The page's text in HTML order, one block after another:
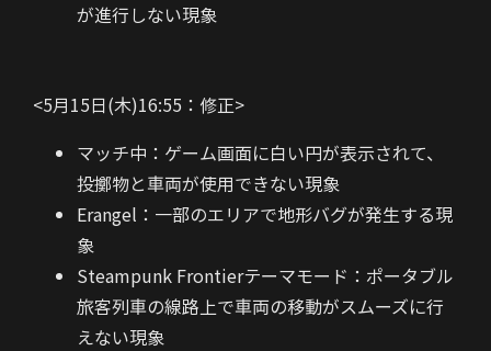
が進行しない現象
<5月15日(木)16:55：修正>
マッチ中：ゲーム画面に白い円が表示されて、
投擲物と車両が使用できない現象
Erangel：一部のエリアで地形バグが発生する現
象
Steampunk Frontierテーマモード：ポータブル
旅客列車の線路上で車両の移動がスムーズに行
えない現象